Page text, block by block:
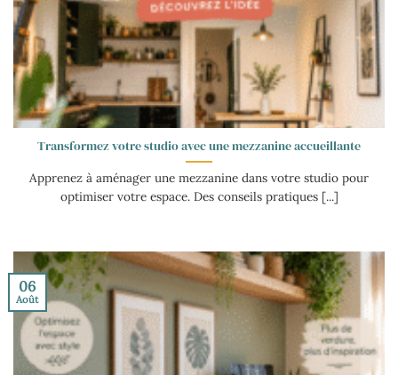
Transformez votre studio avec une mezzanine accueillante
Apprenez à aménager une mezzanine dans votre studio pour
optimiser votre espace. Des conseils pratiques [...]
06
Août